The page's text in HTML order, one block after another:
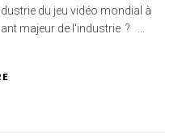
du jeu vidéo mondial à
majeur de l'industrie ? ...